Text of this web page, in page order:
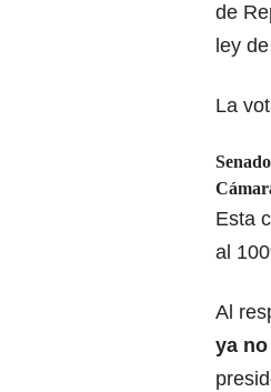
de
ley
La
Esta
al
Al
ya